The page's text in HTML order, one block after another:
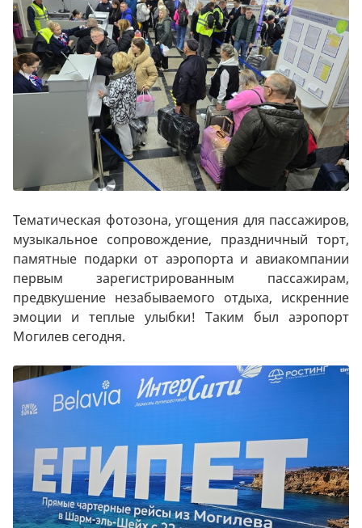
Тематическая фотозона, угощения для пассажиров,
музыкальное сопровождение, праздничный торт,
памятные подарки от аэропорта и авиакомпании
первым зарегистрированным пассажирам,
предвкушение незабываемого отдыха, искренние
эмоции и теплые улыбки! Таким был аэропорт
Могилев сегодня.